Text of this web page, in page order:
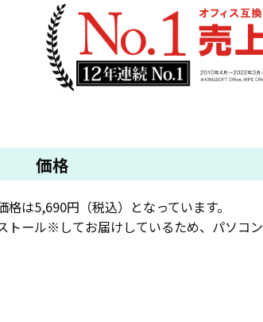
価格
は5,690円（税込）となっています。
トール※してお届けしているため、パソコン